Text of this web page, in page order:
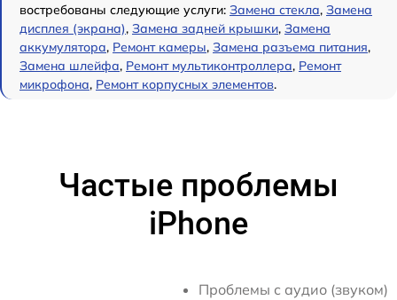
востребованы следующие услуги: Замена стекла, Замена
дисплея (экрана), Замена задней крышки, Замена
аккумулятора, Ремонт камеры, Замена разъема питания,
Замена шлейфа, Ремонт мультиконтроллера, Ремонт
микрофона, Ремонт корпусных элементов.
Частые проблемы
iPhone
Проблемы с аудио (звуком)